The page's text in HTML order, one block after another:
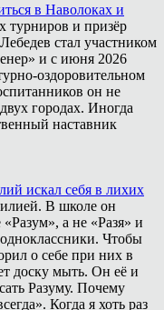
в Наволоках и
турниров и призёр
стал участником
и с июня 2026
оздоровительном
он не
городах. Иногда
наставник
искал себя в лихих
В школе он
а не «Разя» и
Чтобы
о себе при них в
доску мыть. Он её и
Разуму. Почему
Когда я хоть раз